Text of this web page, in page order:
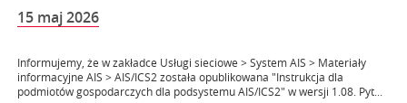
15 maj 2026
Informujemy, że w zakładce Usługi sieciowe > System AIS > Materiały
informacyjne AIS > AIS/ICS2 została opublikowana "Instrukcja dla
podmiotów gospodarczych dla podsystemu AIS/ICS2" w wersji 1.08. Pyt...